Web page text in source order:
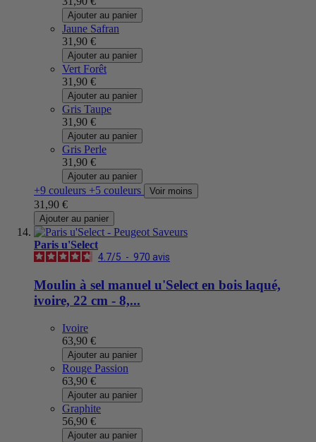
Ajouter au panier
Jaune Safran
31,90 €
Ajouter au panier
Vert Forêt
31,90 €
Ajouter au panier
Gris Taupe
31,90 €
Ajouter au panier
Gris Perle
31,90 €
Ajouter au panier
+9 couleurs +5 couleurs Voir moins
31,90 €
Ajouter au panier
Paris u'Select
4.7/5 - 970 avis
Moulin à sel manuel u'Select en bois laqué,
ivoire, 22 cm - 8,...
Ivoire
63,90 €
Ajouter au panier
Rouge Passion
63,90 €
Ajouter au panier
Graphite
56,90 €
Ajouter au panier